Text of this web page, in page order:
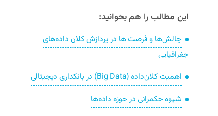
این مطالب را هم بخوانید:
چالش‌ها و فرصت ها در پردازش کلان داده‌های
جغرافیایی
اهمیت کلان‌داده (Big Data) در بانکداری دیجیتالی
شیوه حکمرانی در حوزه داده‌ها